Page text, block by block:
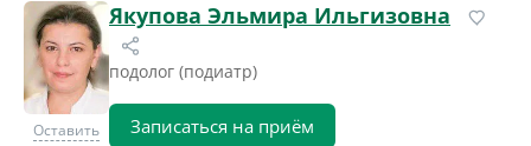
Оставить
Якупова Эльмира Ильгизовна
подолог (подиатр)
Записаться на приём